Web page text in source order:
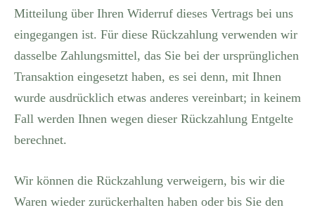
Mitteilung über Ihren Widerruf dieses Vertrags bei uns
eingegangen ist. Für diese Rückzahlung verwenden wir
dasselbe Zahlungsmittel, das Sie bei der ursprünglichen
Transaktion eingesetzt haben, es sei denn, mit Ihnen
wurde ausdrücklich etwas anderes vereinbart; in keinem
Fall werden Ihnen wegen dieser Rückzahlung Entgelte
berechnet.
Wir können die Rückzahlung verweigern, bis wir die
Waren wieder zurückerhalten haben oder bis Sie den